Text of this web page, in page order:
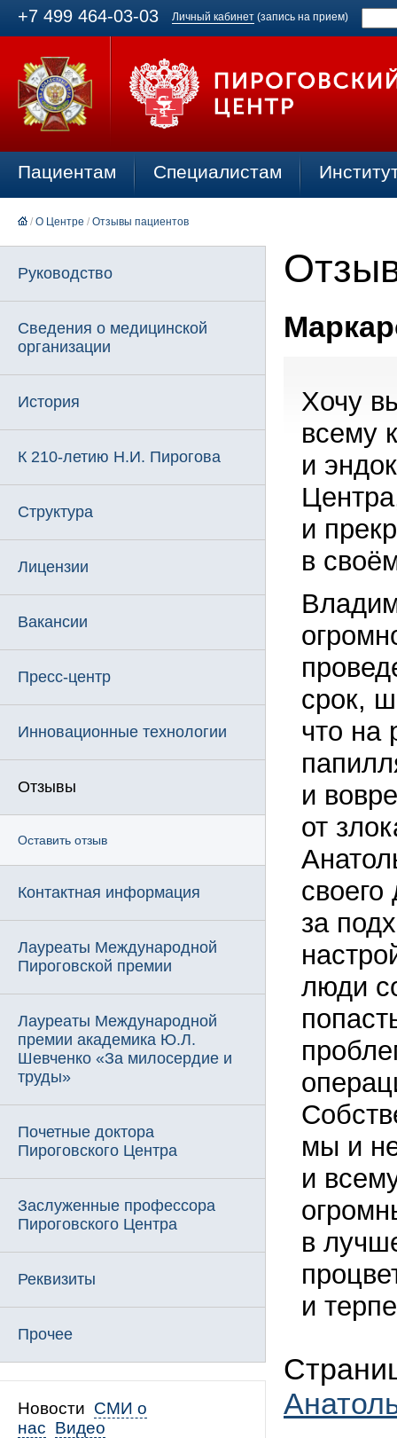
+7 499 464-03-03 Личный кабинет (запись на прием)
Пациентам Специалистам
/ О Центре / Отзывы пациентов
Руководство
Сведения о медицинской
организации
История
К 210-летию Н.И. Пирогова
Структура
Лицензии
Вакансии
Пресс-центр
Инновационные технологии
Отзывы
Оставить отзыв
Контактная информация
Лауреаты Международной
Пироговской премии
Лауреаты Международной
премии академика Ю.Л.
Шевченко «За милосердие и
труды»
Почетные доктора
Пироговского Центра
Заслуженные профессора
Пироговского Центра
Реквизиты
Прочее
Новости СМИ о
нас Видео
Хочу
всему
и
и
в
срок,
что на
и
от
за
люди
мы и
и
в
и